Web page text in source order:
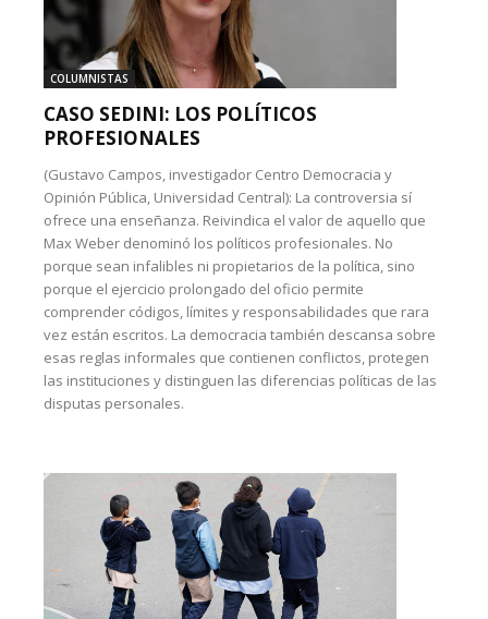
COLUMNISTAS
CASO SEDINI: LOS POLÍTICOS
PROFESIONALES
(Gustavo Campos, investigador Centro Democracia y
Opinión Pública, Universidad Central): La controversia sí
ofrece una enseñanza. Reivindica el valor de aquello que
Max Weber denominó los políticos profesionales. No
porque sean infalibles ni propietarios de la política, sino
porque el ejercicio prolongado del oficio permite
comprender códigos, límites y responsabilidades que rara
vez están escritos. La democracia también descansa sobre
esas reglas informales que contienen conflictos, protegen
las instituciones y distinguen las diferencias políticas de las
disputas personales.